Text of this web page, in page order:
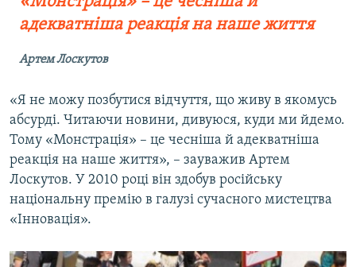
адекватніша реакція на наше життя
Артем Лоскутов
«Я не можу позбутися відчуття, що живу в якомусь
абсурді. Читаючи новини, дивуюся, куди ми йдемо.
Тому «Монстрація» – це чесніша й адекватніша
реакція на наше життя», – зауважив Артем
Лоскутов. У 2010 році він здобув російську
національну премію в галузі сучасного мистецтва
«Інновація».